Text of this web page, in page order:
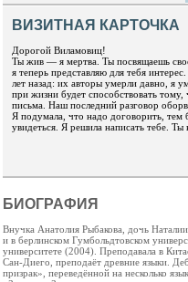
ВИЗИТНАЯ КАРТОЧКА
Дорогой Виламовиц!
Ты жив — я мертва. Ты посвящаешь
я теперь представляю для тебя
лет назад: их авторы умерли давно, я
при жизни будет способствовать
письма. Наш последний разговор
Я подумала, что надо договорить, тем
увидеться. Я решила написать тебе.
БИОГРАФИЯ
Внучка Анатолия Рыбакова, дочь
и в берлинском Гумбольдтовском
университете (2004). Преподавала в
Сан-Диего, преподаёт древние языки.
призрак», переведённой на несколько